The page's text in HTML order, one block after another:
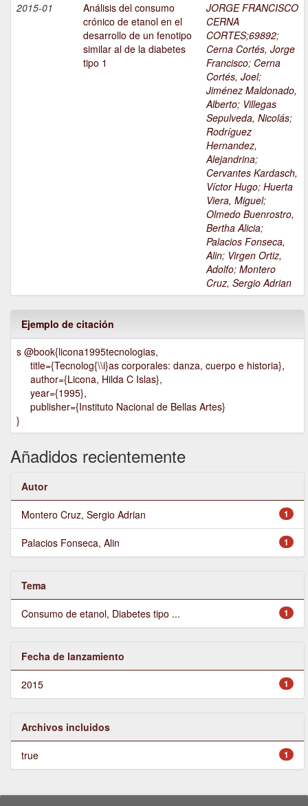
2015-01
Análisis del consumo
crónico de etanol en el
desarrollo de un fenotipo
similar al de la diabetes
tipo 1
JORGE FRANCISCO
CERNA
CORTES;69892;
Cerna Cortés, Jorge
Francisco; Cerna
Cortés, Joel;
Jiménez Maldonado,
Alberto; Villegas
Sepulveda, Nicolás;
Rodríguez
Hernandez,
Alejandrina;
Cervantes Kardasch,
Víctor Hugo; Huerta
Viera, Miguel;
Olmedo Buenrostro,
Bertha Alicia;
Palacios Fonseca,
Alin; Virgen Ortiz,
Adolfo; Montero
Cruz, Sergio Adrian
Ejemplo de citación
s @book{licona1995tecnologias,
title={Tecnolog{\\i}as corporales: danza, cuerpo e historia},
author={Licona, Hilda C Islas},
year={1995},
publisher={Instituto Nacional de Bellas Artes}
}
Añadidos recientemente
Autor
1
Montero Cruz, Sergio Adrian
1
Palacios Fonseca, Alin
Tema
1
Consumo de etanol, Diabetes tipo ...
Fecha de lanzamiento
1
2015
Archivos incluidos
1
true